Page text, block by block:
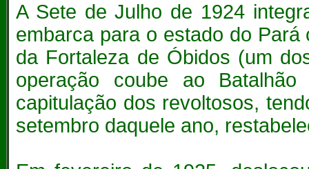
A Sete de Julho de 1924
embarca para o estado do
da Fortaleza de Óbidos (um
operação coube ao
capitulação dos revoltosos,
setembro daquele ano,